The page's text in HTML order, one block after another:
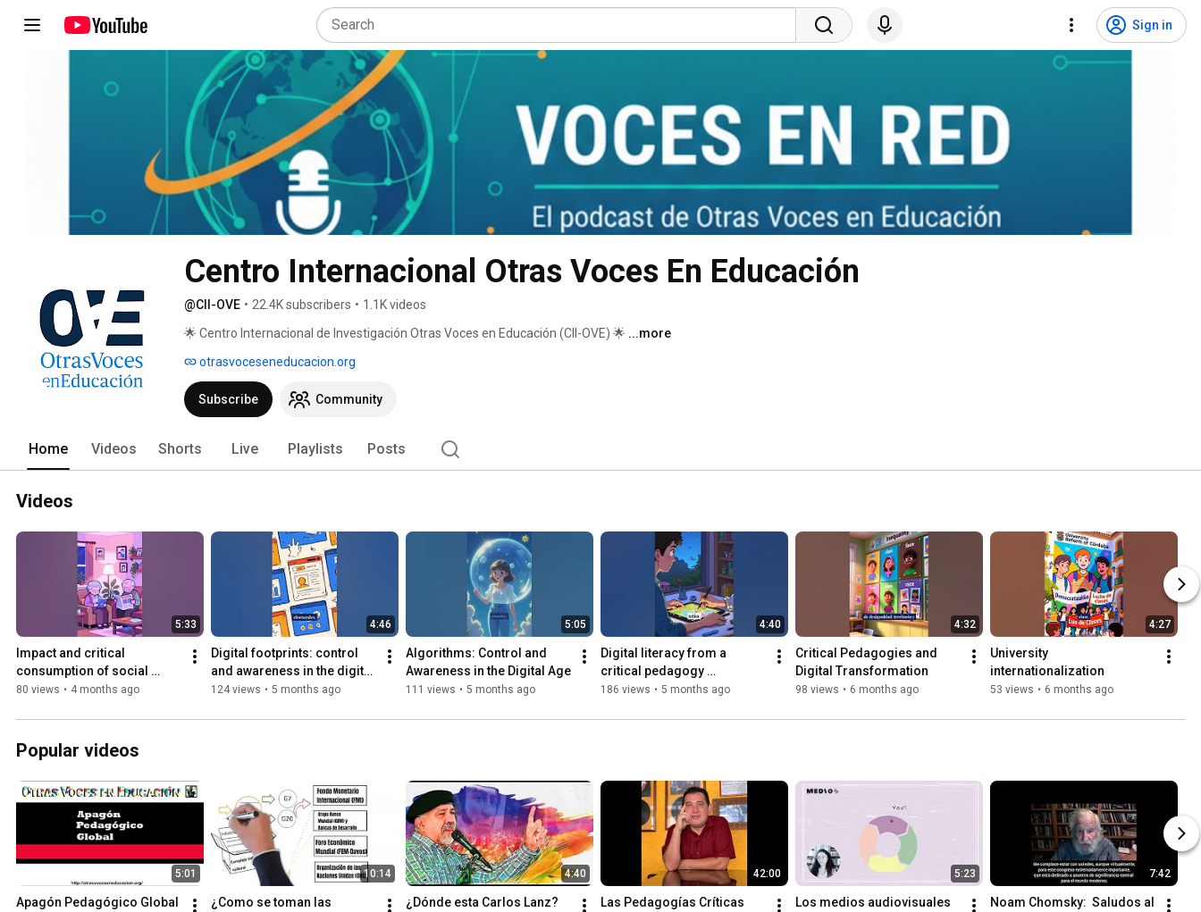
Sign in
Centro Internacional Otras Voces En Educación
@CII-OVE • 22.4K subscribers • 1.1K videos
🌟 Centro Internacional de Investigación Otras Voces en Educación (CII-OVE) 🌟 ...more
otrasvoceseneducacion.org
Subscribe Community
Home Videos Shorts Live Playlists Posts
Videos
5:33
Impact and critical
consumption of social
media
80 views • 4 months ago
4:46
Digital footprints: control
and awareness in the digital
world
124 views • 5 months ago
5:05
Algorithms: Control and
Awareness in the Digital Age
111 views • 5 months ago
4:40
Digital literacy from a
critical pedagogy
perspective
186 views • 5 months ago
4:32
Critical Pedagogies and
Digital Transformation
98 views • 6 months ago
4:27
University
internationalization
53 views • 6 months ago
Popular videos
5:01
Apagón Pedagógico Global
10:14
¿Como se toman las
4:40
¿Dónde esta Carlos Lanz?
42:00
Las Pedagogías Críticas
5:23
Los medios audiovisuales
7:42
Noam Chomsky:  Saludos al